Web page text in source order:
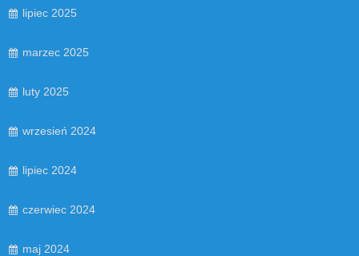
lipiec 2025
marzec 2025
luty 2025
wrzesień 2024
lipiec 2024
czerwiec 2024
maj 2024